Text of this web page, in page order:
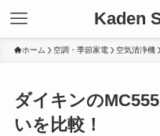
Kaden
ホーム 空調・季節家電 空気清浄機
ダイキンの
いを比較！